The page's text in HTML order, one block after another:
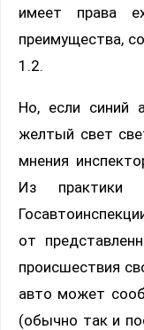
имеет права
преимущества,
1.2.
Но, если синий
желтый свет
мнения
Из
от
происшествия
авто может
(обычно так и